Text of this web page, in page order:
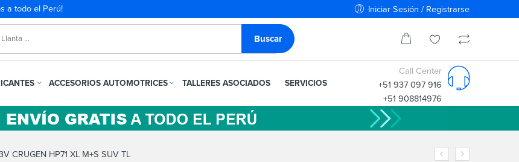
a todo el Perú! Iniciar Sesión / Registrarse
ACCESORIOS AUTOMOTRICES TALLERES ASOCIADOS SERVICIOS
Call Center
+51 937 097 916
+51 908814976
CRUGEN HP71 XL M+S SUV TL